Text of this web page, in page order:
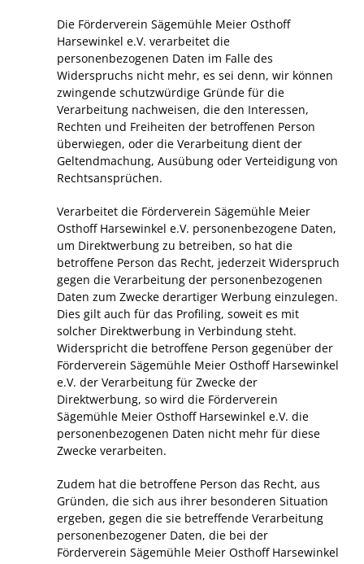
Die Förderverein Sägemühle Meier Osthoff
Harsewinkel e.V. verarbeitet die
personenbezogenen Daten im Falle des
Widerspruchs nicht mehr, es sei denn, wir können
zwingende schutzwürdige Gründe für die
Verarbeitung nachweisen, die den Interessen,
Rechten und Freiheiten der betroffenen Person
überwiegen, oder die Verarbeitung dient der
Geltendmachung, Ausübung oder Verteidigung von
Rechtsansprüchen.
Verarbeitet die Förderverein Sägemühle Meier
Osthoff Harsewinkel e.V. personenbezogene Daten,
um Direktwerbung zu betreiben, so hat die
betroffene Person das Recht, jederzeit Widerspruch
gegen die Verarbeitung der personenbezogenen
Daten zum Zwecke derartiger Werbung einzulegen.
Dies gilt auch für das Profiling, soweit es mit
solcher Direktwerbung in Verbindung steht.
Widerspricht die betroffene Person gegenüber der
Förderverein Sägemühle Meier Osthoff Harsewinkel
e.V. der Verarbeitung für Zwecke der
Direktwerbung, so wird die Förderverein
Sägemühle Meier Osthoff Harsewinkel e.V. die
personenbezogenen Daten nicht mehr für diese
Zwecke verarbeiten.
Zudem hat die betroffene Person das Recht, aus
Gründen, die sich aus ihrer besonderen Situation
ergeben, gegen die sie betreffende Verarbeitung
personenbezogener Daten, die bei der
Förderverein Sägemühle Meier Osthoff Harsewinkel